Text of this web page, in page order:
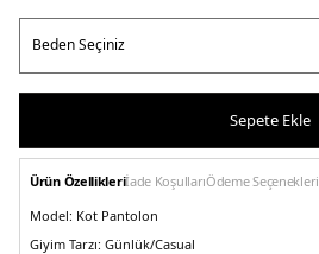
Sepete Ekle
Ürün Özellikleriİade KoşullarıÖdeme Seçenekleri
Model: Kot Pantolon
Giyim Tarzı: Günlük/Casual